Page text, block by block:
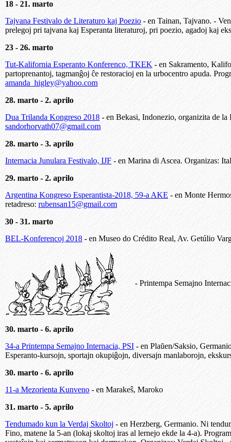
18 - 21. marto
Tajvana Festivalo de Literaturo kaj Poezio - en Tainan, Tajvano. -
prelegoj pri tajvana kaj Esperanta literaturoj, pri poezio, agadoj kaj
23 - 26. marto
Tut-Kalifornia Esperanto Konferenco, TKEK - en Sakramento,
partoprenantoj, tagmanĝoj ĉe restoracioj en la urbocentro apuda.
amanda_higley@yahoo.com
28. marto - 2. aprilo
Dua Trilanda Kongreso 2018 - en Bekasi, Indonezio, organizita de
sandorhorvath07@gmail.com
28. marto - 3. aprilo
Internacia Junulara Festivalo, IJF - en Marina di Ascea. Organizas:
29. marto - 2. aprilo
Argentina Kongreso Esperantista-2018, 59-a AKE - en Monte
retadreso: rubensan15@gmail.com
30 - 31. marto
BEL-Konferencoj 2018 - en Museo do Crédito Real, Av. Getúlio
- Printempa Semajno
30. marto - 6. aprilo
34-a Printempa Semajno Internacia, PSI - en Plaŭen/Saksio,
Esperanto-kursojn, sportajn okupiĝojn, diversajn manlaborojn,
30. marto - 6. aprilo
11-a Mezorienta Kunveno - en Marakeŝ, Maroko
31. marto - 5. aprilo
Tendumado kun la Verdaj Skoltoj - en Herzberg, Germanio. Ni
Fino, matene la 5-an (lokaj skoltoj iras al lernejo ekde la 4-a).